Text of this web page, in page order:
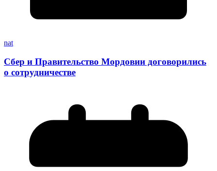
nat
Сбер и Правительство Мордовии договорились
о сотрудничестве